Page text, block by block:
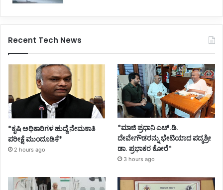
Recent Tech News
*ಕೃಷಿ ಅಧಿಕಾರಿಗಳ ಹುದ್ದೆ ನೇಮಕಾತಿ
ಪರೀಕ್ಷೆ ಮುಂದೂಡಿಕೆ*
2 hours ago
*ಮಾಜಿ ಪ್ರಧಾನಿ ಎಚ್.ಡಿ.
ದೇವೇಗೌಡರನ್ನು ಭೇಟಿಯಾದ ಪದ್ಮಶ್ರೀ
ಡಾ. ಪ್ರಭಾಕರ ಕೋರೆ*
3 hours ago